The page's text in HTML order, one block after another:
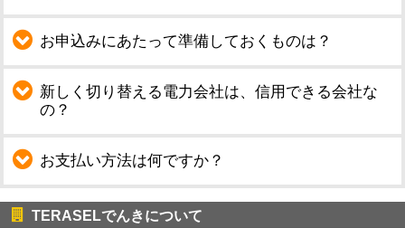
お申込みにあたって準備しておくものは？
新しく切り替える電力会社は、信用できる会社な
の？
お支払い方法は何ですか？
TERASELでんきについて